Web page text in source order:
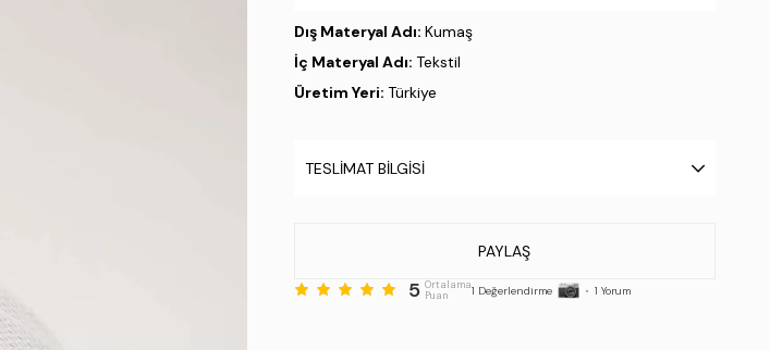
Dış Materyal Adı: Kumaş
İç Materyal Adı: Tekstil
Üretim Yeri: Türkiye
TESLIMAT BILGISI
PAYLAŞ
5 Ortalama
Puan
1 Değerlendirme • 1 Yorum